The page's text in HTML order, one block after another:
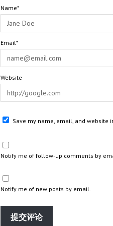
Name*
Email*
Website
Save my name, email, and website
Notify me of follow-up comments by
Notify me of new posts by email.